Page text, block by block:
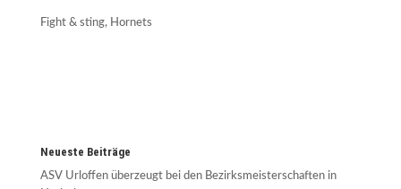
Fight & sting, Hornets
Neueste Beiträge
ASV Urloffen überzeugt bei den Bezirksmeisterschaften in